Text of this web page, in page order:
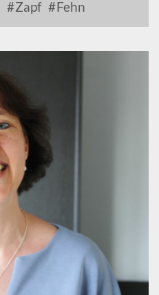
Zapf Fehn